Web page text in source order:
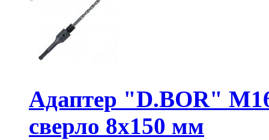
Адаптер "D.BOR"
сверло 8х150 мм